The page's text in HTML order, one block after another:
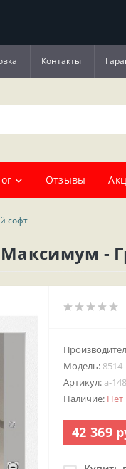
Контакты
Отзывы
софт
Максимум -
Модель: 8514
Артикул: a-
Наличие: Нет
42 369